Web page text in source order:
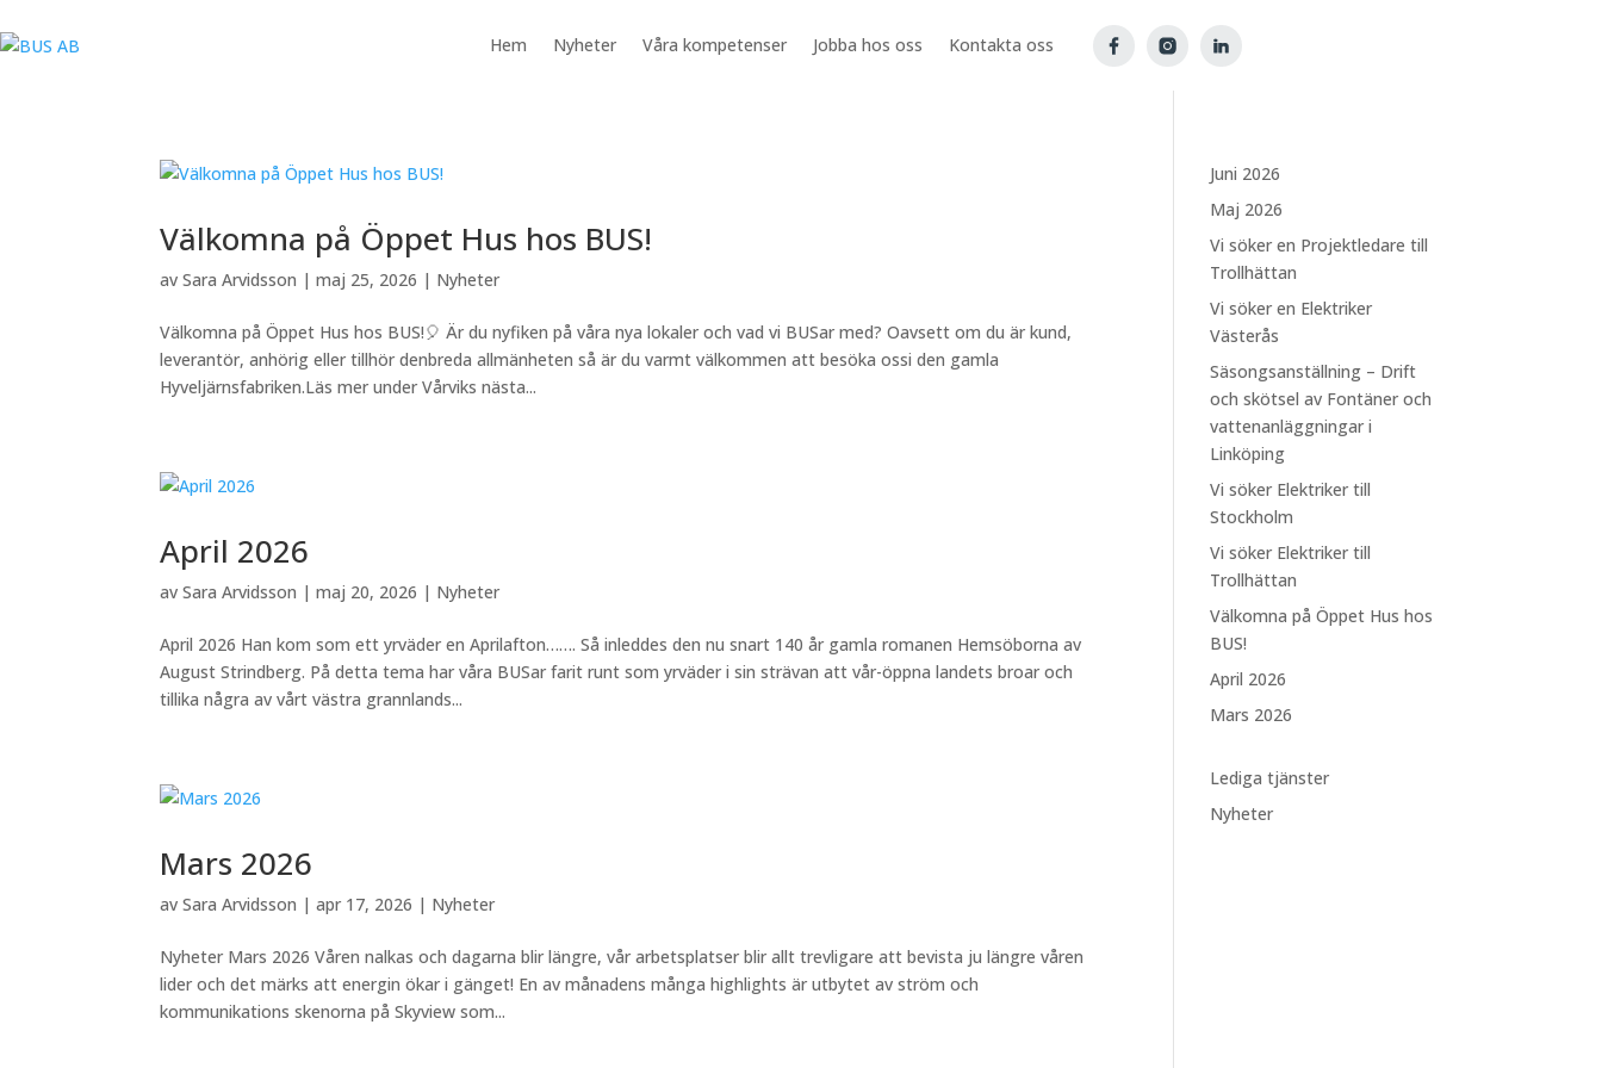
Hem Nyheter Våra kompetenser Jobba hos oss Kontakta oss
Välkomna på Öppet Hus hos BUS!
avSara Arvidsson |maj 25, 2026 | Nyheter
Välkomna på Öppet Hus hos BUS!🎈 Är du nyfiken på våra nya lokaler och vad vi BUSar med? Oavsett om du är kund,
leverantör, anhörig eller tillhör denbreda allmänheten så är du varmt välkommen att besöka ossi den gamla
Hyveljärnsfabriken.Läs mer under Vårviks nästa...
April 2026
avSara Arvidsson |maj 20, 2026 | Nyheter
April 2026 Han kom som ett yrväder en Aprilafton……. Så inleddes den nu snart 140 år gamla romanen Hemsöborna av
August Strindberg. På detta tema har våra BUSar farit runt som yrväder i sin strävan att vår-öppna landets broar och
tillika några av vårt västra grannlands...
Mars 2026
avSara Arvidsson |apr 17, 2026 | Nyheter
Nyheter Mars 2026 Våren nalkas och dagarna blir längre, vår arbetsplatser blir allt trevligare att bevista ju längre våren
lider och det märks att energin ökar i gänget! En av månadens många highlights är utbytet av ström och
kommunikations skenorna på Skyview som...
Juni 2026
Maj 2026
Vi söker en Projektledare till
Trollhättan
Vi söker en Elektriker
Västerås
Säsongsanställning – Drift
och skötsel av Fontäner och
vattenanläggningar i
Linköping
Vi söker Elektriker till
Stockholm
Vi söker Elektriker till
Trollhättan
Välkomna på Öppet Hus hos
BUS!
April 2026
Mars 2026
Lediga tjänster
Nyheter